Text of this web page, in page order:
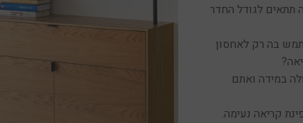
תתאים לגודל החדר
בה רק לאחסון
במידה ואתם
קריאה נעימה.